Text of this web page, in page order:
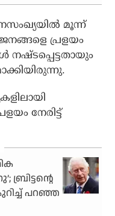
മൂന്ന്
പ്രളയം
നഷ്ടപ്പെട്ടതായും
നേരിട്ട്
ബ്രിട്ടന്റെ
പറഞ്ഞ